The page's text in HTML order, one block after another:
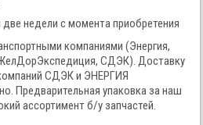
две недели с момента приобретения
компаниями (Энергия,
СДЭК). Доставку
СДЭК и ЭНЕРГИЯ
Предварительная упаковка за наш
ассортимент б/у запчастей.